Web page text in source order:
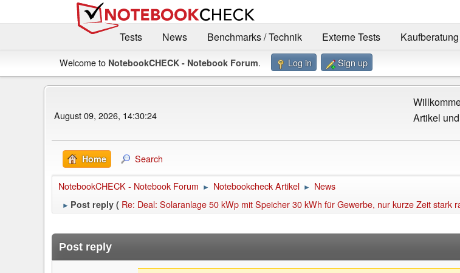
Tests
News Benchmarks / Technik Externe Tests Kaufberatung
Welcome to NotebookCHECK - Notebook Forum. Log in Sign up
August 09, 2026, 14:30:24
Artikel
Home Search
NotebookCHECK - Notebook Forum ► Notebookcheck Artikel ► News
► Post reply ( Re: Deal: Solaranlage 50 kWp mit Speicher 30 kWh für Gewerbe, nur kurze Zeit stark
Post reply